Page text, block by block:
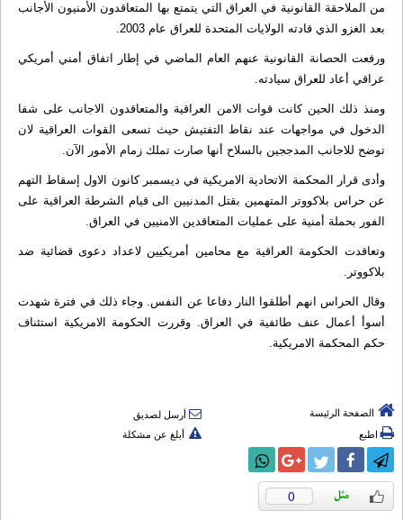
من الملاحقة القانونية في العراق التي يتمتع بها المتعاقدون الأمنيون الأجانب
بعد الغزو الذي قادته الولايات المتحدة للعراق عام 2003.
ورفعت الحصانة القانونية عنهم العام الماضي في إطار اتفاق أمني أمريكي
عراقي أعاد للعراق سيادته.
ومنذ ذلك الحين كانت قوات الامن العراقية والمتعاقدون الاجانب على شفا
الدخول في مواجهات عند نقاط التفتيش حيث تسعى القوات العراقية لان
توضح للاجانب المدججين بالسلاح أنها صارت تملك زمام الأمور الآن.
وأدى قرار المحكمة الاتحادية الامريكية في ديسمبر كانون الاول إسقاط التهم
عن حراس بلاكووتر المتهمين بقتل المدنيين الى قيام الشرطة العراقية على
الفور بحملة أمنية على عمليات المتعاقدين الامنيين في العراق.
وتعاقدت الحكومة العراقية مع محامين أمريكيين لاعداد دعوى قضائية ضد
بلاكووتر.
وقال الحراس انهم أطلقوا النار دفاعا عن النفس. وجاء ذلك في فترة شهدت
أسوأ أعمال عنف طائفية في العراق. وقررت الحكومة الامريكية استئناف
حكم المحكمة الامريكية.
الصفحة الرئيسة
أرسل لصديق
اطبع
أبلغ عن مشكلة
0